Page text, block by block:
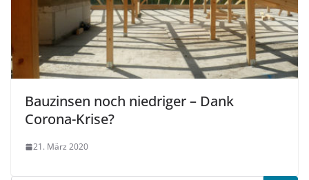
Bauzinsen noch niedriger – Dank
Corona-Krise?
21. März 2020